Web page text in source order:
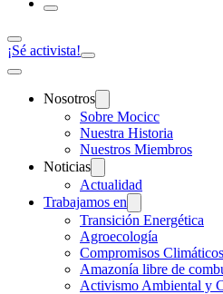
¡Sé activista!
Nosotros
Sobre Mocicc
Nuestra Historia
Nuestros Miembros
Noticias
Actualidad
Trabajamos en
Transición Energética
Agroecología
Compromisos Climáticos
Amazonía libre de
Activismo Ambiental y